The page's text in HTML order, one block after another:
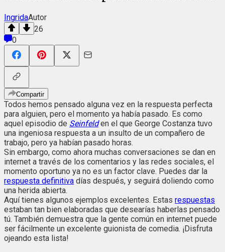
IngridaAutor
26
0
Compartir
Todos hemos pensado alguna vez en la respuesta perfecta
para alguien, pero el momento ya había pasado. Es como
aquel episodio de Seinfelden el que George Costanza tuvo
una ingeniosa respuesta a un insulto de un compañero de
trabajo, pero ya habían pasado horas.
Sin embargo, como ahora muchas conversaciones se dan en
internet a través de los comentarios y las redes sociales, el
momento oportuno ya no es un factor clave. Puedes dar la
respuesta definitiva días después, y seguirá doliendo como
una herida abierta.
Aquí tienes algunos ejemplos excelentes. Estas respuestas
estaban tan bien elaboradas que desearías haberlas pensado
tú. También demuestra que la gente común en internet puede
ser fácilmente un excelente guionista de comedia. ¡Disfruta
ojeando esta lista!